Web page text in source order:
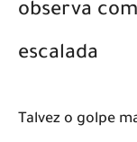
observa
escalada
​Talvez o golpe